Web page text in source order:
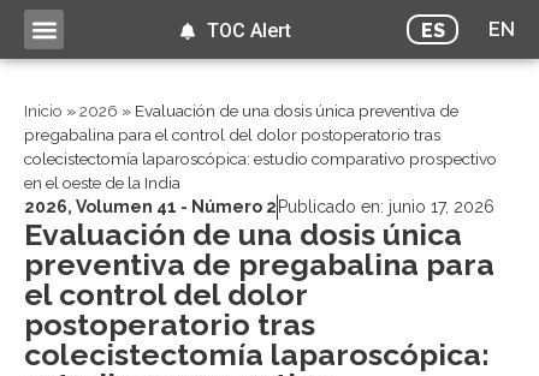
ES EN
TOC Alert
Inicio »2026 » Evaluación de una dosis única preventiva de
pregabalina para el control del dolor postoperatorio tras
colecistectomía laparoscópica: estudio comparativo prospectivo
en el oeste de la India
2026, Volumen 41 - Número 2 Publicado en: junio 17, 2026
Evaluación de una dosis única
preventiva de pregabalina para
el control del dolor
postoperatorio tras
colecistectomía laparoscópica: